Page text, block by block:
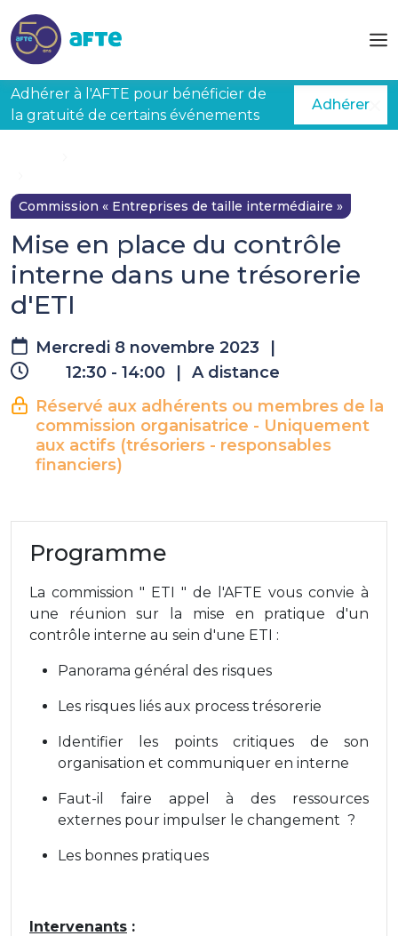
Adhérer à l'AFTE pour bénéficier de
la gratuité de certains événements
Adhérer
Commission « Entreprises de taille intermédiaire »
Mise en place du contrôle
interne dans une trésorerie
d'ETI
Mercredi 8 novembre 2023
12:30 - 14:00
A distance
Réservé aux adhérents ou membres de la
commission organisatrice - Uniquement
aux actifs (trésoriers - responsables
financiers)
Programme
La commission " ETI " de l'AFTE vous convie à
une réunion sur la mise en pratique d'un
contrôle interne au sein d'une ETI :
Panorama général des risques
Les risques liés aux process trésorerie
Identifier les points critiques de son
organisation et communiquer en interne
Faut-il faire appel à des ressources
externes pour impulser le changement ?
Les bonnes pratiques
Intervenants :